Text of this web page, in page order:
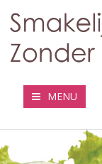
MENU